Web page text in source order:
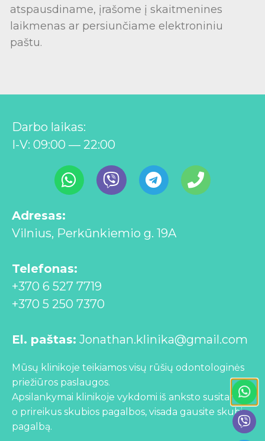
atspausdiname, įrašome į skaitmenines
laikmenas ar persiunčiame elektroniniu
paštu.
Mūsų klinikoje teikiamos visų rūšių odontologinės
priežiūros paslaugos.
Apsilankymai klinikoje vykdomi iš anksto susitarus,
o prireikus skubios pagalbos, visada gausite skubią
pagalbą.
Darbo laikas:
I-V: 09:00 — 22:00
Adresas:
Vilnius, Perkūnkiemio g. 19A
Telefonas:
+370 6 527 7719
+370 5 250 7370
El. paštas: Jonathan.klinika@gmail.com